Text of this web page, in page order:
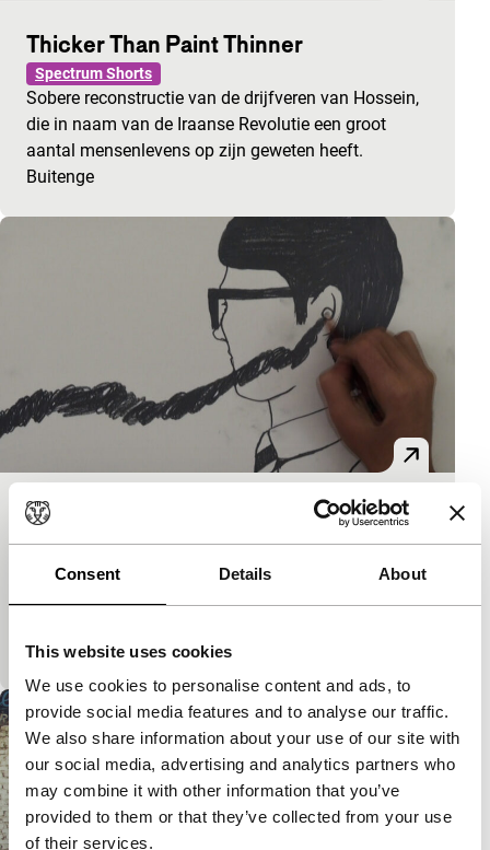
Consent Details About
This website uses cookies
We use cookies to personalise content and ads, to
provide social media features and to analyse our traffic.
We also share information about your use of our site with
our social media, advertising and analytics partners who
may combine it with other information that you’ve
provided to them or that they’ve collected from your use
of their services.
Thicker Than Paint Thinner
Spectrum Shorts
Sobere reconstructie van de drijfveren van Hossein,
die in naam van de Iraanse Revolutie een groot
aantal mensenlevens op zijn geweten heeft.
Buitenge
Traces of Other
Spectrum Shorts
Een doodgewoon tafereel – een paar minuten
tekenanimatie.